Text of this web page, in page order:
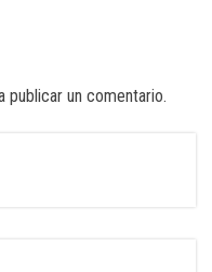
publicar un comentario.